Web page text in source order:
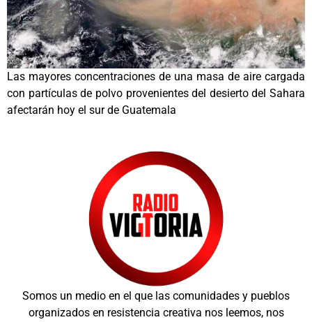
Las mayores concentraciones de una masa de aire cargada
con partículas de polvo provenientes del desierto del Sahara
afectarán hoy el sur de Guatemala
Somos un medio en el que las comunidades y pueblos
organizados en resistencia creativa nos leemos, nos